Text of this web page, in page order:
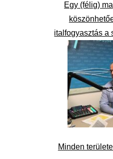
Egy (félig)
italfogyasztás a
Minden